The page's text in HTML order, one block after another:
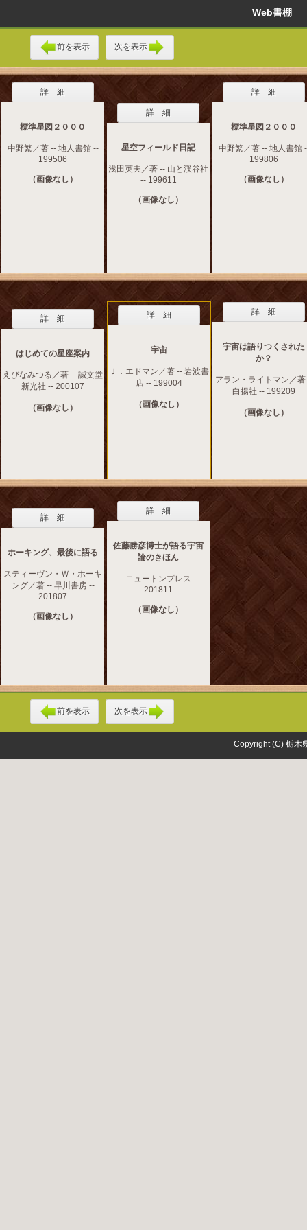
Web書棚
前を表示 次を表示
詳 細
標準星図２０００
中野繁／著 -- 地人書館 --
199506
（画像なし）
詳 細
星空フィールド日記
浅田英夫／著 -- 山と渓谷社
-- 199611
（画像なし）
詳 細
標準星図２０００
中野繁／著 -- 地人書館
199806
（画像なし）
詳 細
はじめての星座案内
えびなみつる／著 -- 誠文堂
新光社 -- 200107
（画像なし）
詳 細
宇宙
Ｊ．エドマン／著 -- 岩波書
店 -- 199004
（画像なし）
詳 細
宇宙は語りつくされた
か？
アラン・ライトマン／著
白揚社 -- 199209
（画像なし）
詳 細
ホーキング、最後に語る
スティーヴン・Ｗ・ホーキ
ング／著 -- 早川書房 --
201807
（画像なし）
詳 細
佐藤勝彦博士が語る宇宙
論のきほん
-- ニュートンプレス --
201811
（画像なし）
前を表示 次を表示
Copyright (C) 栃木